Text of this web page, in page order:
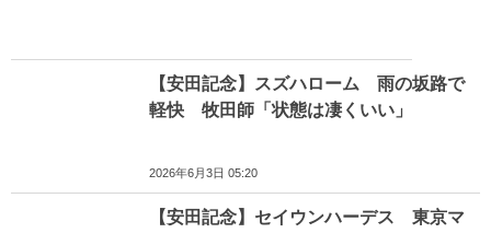
【安田記念】スズハローム 雨の坂路で
軽快 牧田師「状態は凄くいい」
2026年6月3日 05:20
【安田記念】セイウンハーデス 東京マ